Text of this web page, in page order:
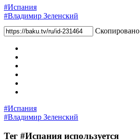
#Испания
#Владимир Зеленский
Скопировано
#Испания
#Владимир Зеленский
Тег #Испания используется